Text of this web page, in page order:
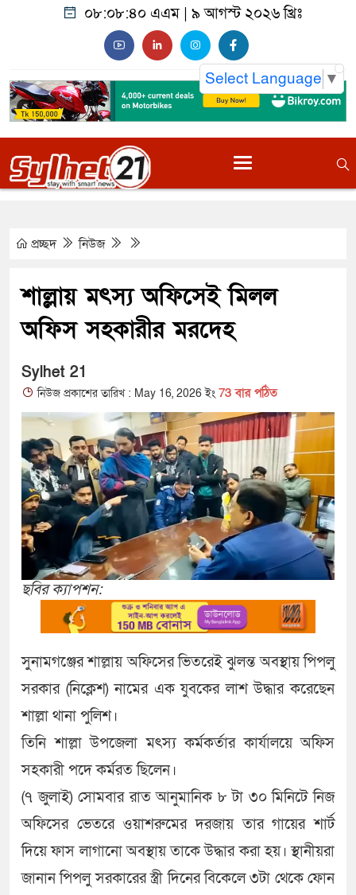
০৮:০৮:৪১ এএম| ৯ আগস্ট ২০২৬ খ্রিঃ
Select Language ▼
প্রচ্ছদ নিউজ
শাল্লায় মৎস্য অফিসেই মিলল
অফিস সহকারীর মরদেহ
Sylhet 21
নিউজ প্রকাশের তারিখ : May 16, 2026 ইং 73 বার পঠিত
ছবির ক্যাপশন:
সুনামগঞ্জের শাল্লায় অফিসের ভিতরেই ঝুলন্ত অবস্থায় পিপলু
সরকার (নিক্লেশ) নামের এক যুবকের লাশ উদ্ধার করেছেন
শাল্লা থানা পুলিশ।
তিনি শাল্লা উপজেলা মৎস্য কর্মকর্তার কার্যালয়ে অফিস
সহকারী পদে কর্মরত ছিলেন।
(৭ জুলাই) সোমবার রাত আনুমানিক ৮ টা ৩০ মিনিটে নিজ
অফিসের ভেতরে ওয়াশরুমের দরজায় তার গায়ের শার্ট
দিয়ে ফাস লাগানো অবস্থায় তাকে উদ্ধার করা হয়। স্থানীয়রা
জানান পিপলু সরকারের স্ত্রী দিনের বিকেলে ৩টা থেকে ফোন